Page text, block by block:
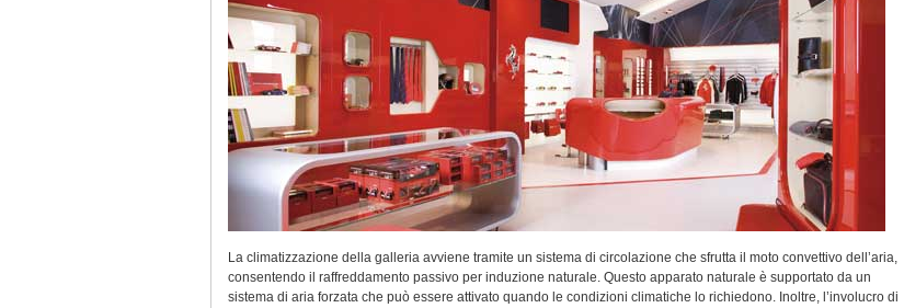
La climatizzazione della galleria avviene tramite un sistema di circolazione che sfrutta il moto convettivo dell’aria,
consentendo il raffreddamento passivo per induzione naturale. Questo apparato naturale è supportato da un
sistema di aria forzata che può essere attivato quando le condizioni climatiche lo richiedono. Inoltre, l’involucro di